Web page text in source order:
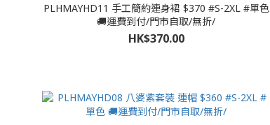
PLHMAYHD11 手工簡約連身裙 $370 #S-2XL #單色
🚚運費到付/門市自取/無折/
HK$370.00